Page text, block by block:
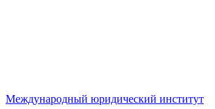
Международный юридический институт